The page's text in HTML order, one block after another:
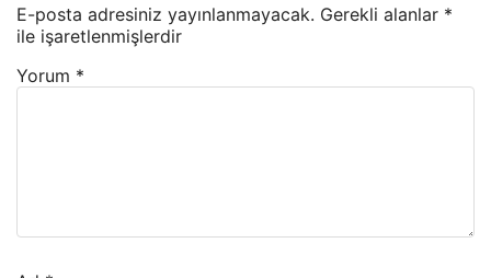
E-posta adresiniz yayınlanmayacak. Gerekli alanlar *
ile işaretlenmişlerdir
Yorum *